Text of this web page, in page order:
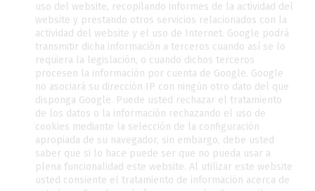
uso del website, recopilando informes de la actividad del
website y prestando otros servicios relacionados con la
actividad del website y el uso de Internet. Google podrá
transmitir dicha información a terceros cuando así se lo
requiera la legislación, o cuando dichos terceros
procesen la información por cuenta de Google. Google
no asociará su dirección IP con ningún otro dato del que
disponga Google. Puede usted rechazar el tratamiento
de los datos o la información rechazando el uso de
cookies mediante la selección de la configuración
apropiada de su navegador, sin embargo, debe usted
saber que si lo hace puede ser que no pueda usar a
plena funcionalidad este website. Al utilizar este website
usted consiente el tratamiento de información acerca de